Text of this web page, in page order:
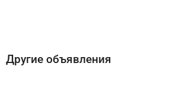
Другие объявления